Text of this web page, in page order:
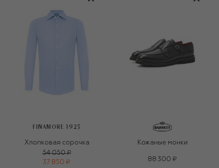
FINAMORE 1925
Хлопковая сорочка
54 050 ₽
37 850 ₽
Кожаные монки
88 300 ₽